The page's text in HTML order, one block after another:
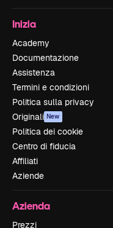
Inizia
Academy
Documentazione
Assistenza
Termini e condizioni
Politica sulla privacy
Originali New
Politica dei cookie
Centro di fiducia
Affiliati
Aziende
Azienda
Prezzi